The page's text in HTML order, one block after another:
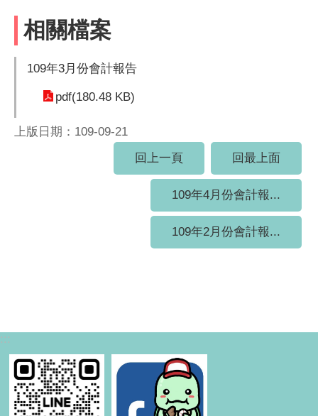
相關檔案
109年3月份會計報告
pdf(180.48 KB)
上版日期：109-09-21
回上一頁
回最上面
109年4月份會計報...
109年2月份會計報...
:::